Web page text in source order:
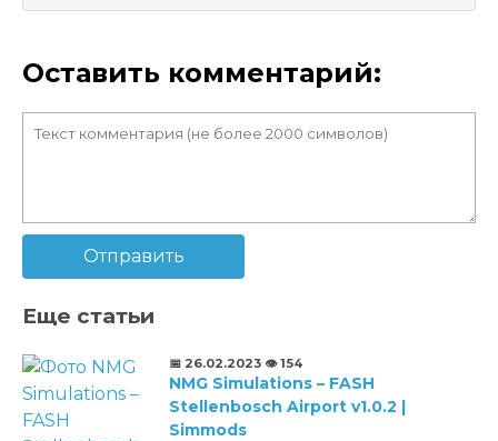
Оставить комментарий:
Отправить
Еще статьи
📅 26.02.2023 👁️ 154
NMG Simulations – FASH
Stellenbosch Airport v1.0.2 |
Simmods